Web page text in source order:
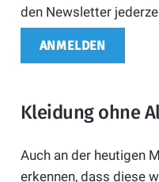
den Newsletter
Kleidung ohne
Auch an der heutigen
erkennen, dass diese